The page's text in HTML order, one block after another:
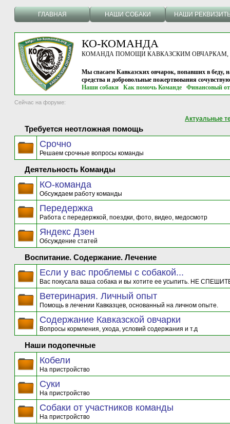
ГЛАВНАЯ НАШИ СОБАКИ НАШИ
КО-КОМАНДА
КОМАНДА ПОМОЩИ КАВКАЗСКИМ ОВЧАРКАМ, г.
Мы спасаем Кавказских овчарок, попавших в беду,
средства и добровольные пожертвования
Наши собаки
Как помочь Команде Финансовый
Сейчас на форуме:
Актуальные
Требуется неотложная помощь
Срочно
Решаем срочные вопросы команды
Деятельность Команды
КО-команда
Обсуждаем работу команды
Передержка
Работа с передержкой, поездки, фото, видео, медосмотр
Яндекс Дзен
Обсуждение статей
Воспитание. Содержание. Лечение
Если у вас проблемы с собакой...
Вас покусала ваша собака и вы хотите ее усыпить. НЕ
Ветеринария. Личный опыт
Помощь в лечении Кавказцев, основанный на личном опыте.
Содержание Кавказской овчарки
Вопросы кормления, ухода, условий содержания и т.д
Наши подопечные
Кобели
На пристройство
Суки
На пристройство
Собаки от участников команды
На пристройство